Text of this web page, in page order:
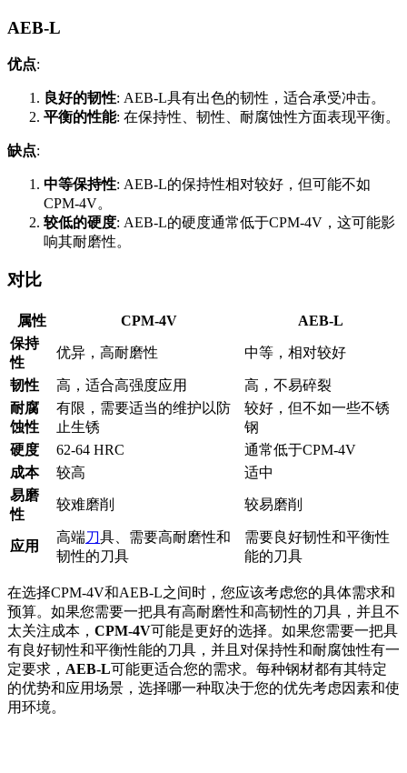
AEB-L
优点:
良好的韧性: AEB-L具有出色的韧性，适合承受冲击。
平衡的性能: 在保持性、韧性、耐腐蚀性方面表现平衡。
缺点:
中等保持性: AEB-L的保持性相对较好，但可能不如
CPM-4V。
较低的硬度: AEB-L的硬度通常低于CPM-4V，这可能影
响其耐磨性。
对比
属性 CPM-4V
AEB-L
保持
性
优异，高耐磨性 中等，相对较好
韧性 高，适合高强度应用
高，不易碎裂
耐腐
蚀性
有限，需要适当的维护以防
止生锈
较好，但不如一些不锈
钢
硬度
62-64 HRC
通常低于CPM-4V
成本
较高
适中
易磨
性
较难磨削 较易磨削
应用
高端刀具、需要高耐磨性和
韧性的刀具
需要良好韧性和平衡性
能的刀具
在选择CPM-4V和AEB-L之间时，您应该考虑您的具体需求和
预算。如果您需要一把具有高耐磨性和高韧性的刀具，并且不
太关注成本， CPM-4V可能是更好的选择。如果您需要一把具
有良好韧性和平衡性能的刀具，并且对保持性和耐腐蚀性有一
定要求， AEB-L可能更适合您的需求。每种钢材都有其特定
的优势和应用场景，选择哪一种取决于您的优先考虑因素和使
用环境。